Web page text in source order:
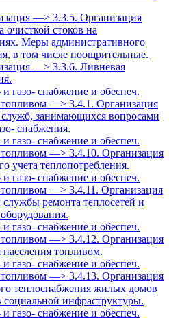
—> 3.3.5. Организация
очисткой стоков на
Меры административного
в том числе поощрительные.
—> 3.3.6. Ливневая
газо- снабжение и обеспеч.
топливом —> 3.4.1. Организация
служб, занимающихся вопросами
снабжения.
газо- снабжение и обеспеч.
топливом —> 3.4.10. Организация
учета теплопотребления.
газо- снабжение и обеспеч.
топливом —> 3.4.11. Организация
ремонта теплосетей и
газо- снабжение и обеспеч.
топливом —> 3.4.12. Организация
топливом.
газо- снабжение и обеспеч.
топливом —> 3.4.13. Организация
теплоснабжения жилых домов
социальной инфраструктуры.
газо- снабжение и обеспеч.